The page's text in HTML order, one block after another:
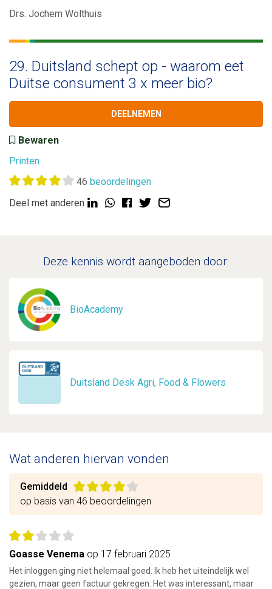
Drs. Jochem Wolthuis
29. Duitsland schept op - waarom eet
Duitse consument 3 x meer bio?
DEELNEMEN
Bewaren
Printen
46 beoordelingen
Deel met anderen
Deze kennis wordt aangeboden door:
BioAcademy
Duitsland Desk Agri, Food & Flowers
Wat anderen hiervan vonden
Gemiddeld
op basis van 46 beoordelingen
Goasse Venema op 17 februari 2025
Het inloggen ging niet helemaal goed. Ik heb het uiteindelijk wel
gezien, maar geen factuur gekregen. Het was interessant, maar